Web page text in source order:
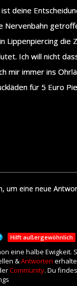
deine
Nervenbahn
Lippenpiercing die
Ich will nicht
mir immer ins
für 5 Euro
um eine neue
Hilft außergewöhnlich
eine halbe
&Antworten
Community. Du